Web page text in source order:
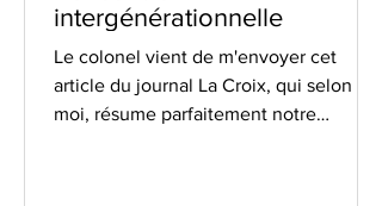
intergénérationnelle
Le colonel vient de m'envoyer cet
article du journal La Croix, qui selon
moi, résume parfaitement notre